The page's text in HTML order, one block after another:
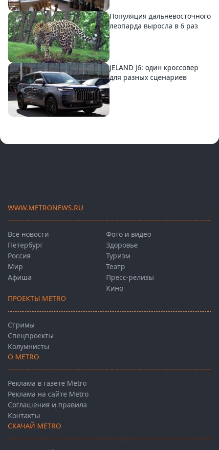
Популяция дальневосточного
леопарда выросла в 6 раз
JELAND J6: один кроссовер
для разных сценариев
WWW.METRONEWS.RU
Все новости
Петербург
Россия
Мир
Афиша
Фото и видео
Здоровье
Туризм
Театр
Пресс-релизы
Кино
ПРОЕКТЫ METRO
Стримы
Спецпроекты
Колумнисты
О METRO
Реклама в газете Metro
Реклама на сайте Metro
Соглашения и правила
Контакты
СКАЧАЙ METRO